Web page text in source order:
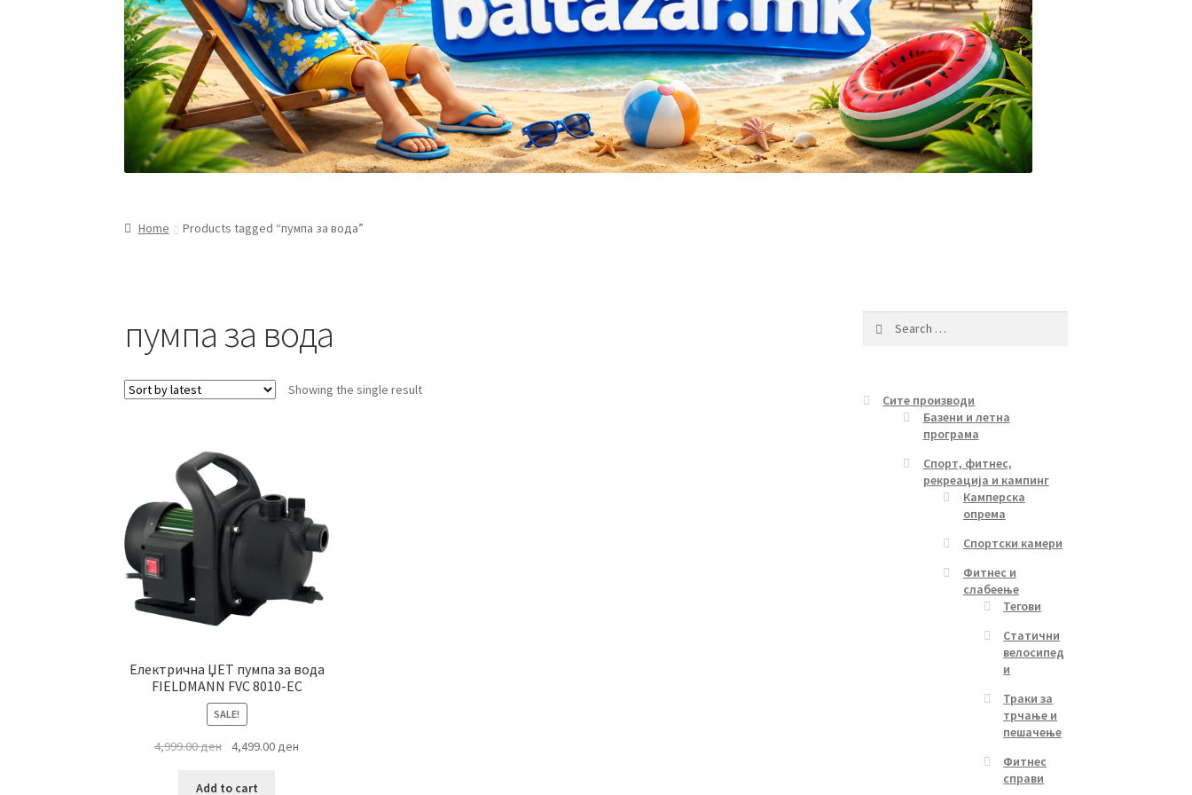
Home Products tagged “пумпа за вода”
пумпа за вода
Showing the single result
Електрична ЏЕТ пумпа за вода
FIELDMANN FVC 8010-EC
SALE!
4,999.00ден
Original
was:
4,499.00ден
Add to cart
Сите производи
Базени и летна
програма
Спорт, фитнес,
рекреација и кампинг
Камперска
опрема
Спортски камери
Фитнес и
слабеење
Тегови
Статични
велосипед
и
Траки за
трчање и
пешачење
Фитнес
справи